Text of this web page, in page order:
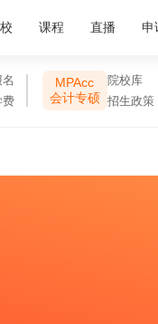
课程 直播 申
费
MPAcc
会计专硕
院校库
招生政策